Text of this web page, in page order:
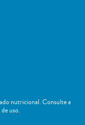
nutricional. Consulte a
uso.